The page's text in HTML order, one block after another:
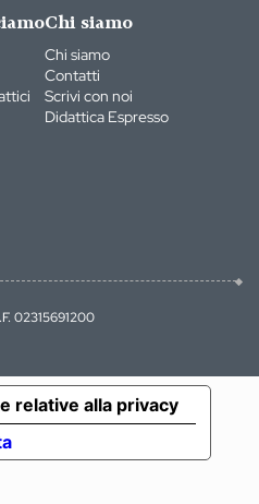
Chi siamo
Chi siamo
Contatti
Scrivi con noi
Didattica Espresso
02315691200
relative alla privacy